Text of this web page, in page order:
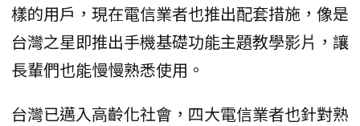
樣的用戶，現在電信業者也推出配套措施，像是
台灣之星即推出手機基礎功能主題教學影片，讓
長輩們也能慢慢熟悉使用。
台灣已邁入高齡化社會，四大電信業者也針對熟